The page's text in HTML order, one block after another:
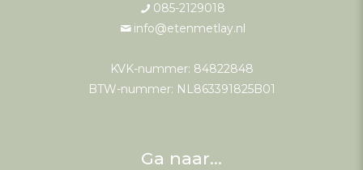
085-2129018
info@etenmetlay.nl
KVK-nummer: 84822848
BTW-nummer: NL863391825B01
Ga naar…